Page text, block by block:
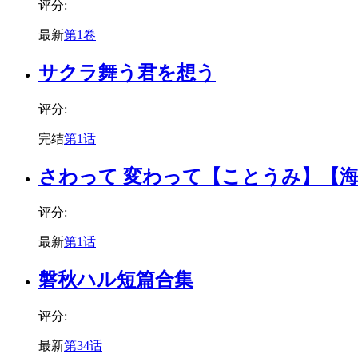
评分:
最新第1卷
サクラ舞う君を想う
评分:
完结第1话
さわって 変わって【ことうみ】【
评分:
最新第1话
磐秋ハル短篇合集
评分:
最新第34话